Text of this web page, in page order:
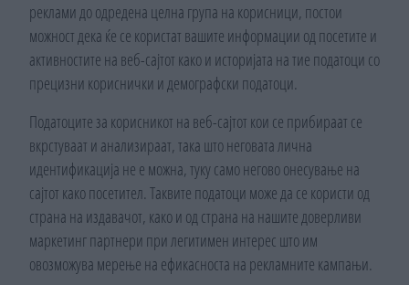
реклами до одредена целна група на корисници, постои
можност дека ќе се користат вашите информации од посетите и
активностите на веб-сајтот како и историјата на тие податоци со
прецизни кориснички и демографски податоци.
Податоците за корисникот на веб-сајтот кои се прибираат се
вкрстуваат и анализираат, така што неговата лична
идентификација не е можна, туку само негово онесување на
сајтот како посетител. Таквите податоци може да се користи од
страна на издавачот, како и од страна на нашите доверливи
маркетинг партнери при легитимен интерес што им
овозможува мерење на ефикасноста на рекламните кампањи.